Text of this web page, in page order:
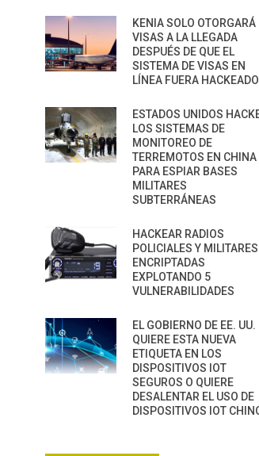
KENIA SOLO OTORGARÁ
VISAS A LA LLEGADA
DESPUÉS DE QUE EL
SISTEMA DE VISAS EN
LÍNEA FUERA HACKEADO
ESTADOS UNIDOS
LOS SISTEMAS DE
MONITOREO DE
TERREMOTOS EN CHINA
PARA ESPIAR BASES
MILITARES
SUBTERRÁNEAS
HACKEAR RADIOS
POLICIALES Y MILITARES
ENCRIPTADAS
EXPLOTANDO 5
VULNERABILIDADES
EL GOBIERNO DE EE. UU.
QUIERE ESTA NUEVA
ETIQUETA EN LOS
DISPOSITIVOS IOT
SEGUROS O QUIERE
DESALENTAR EL USO DE
DISPOSITIVOS IOT